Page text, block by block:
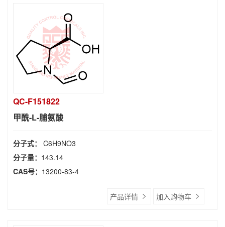
QC-F151822
甲酰-L-脯氨酸
分子式： C6H9NO3
分子量： 143.14
CAS号： 13200-83-4
产品详情 加入购物车